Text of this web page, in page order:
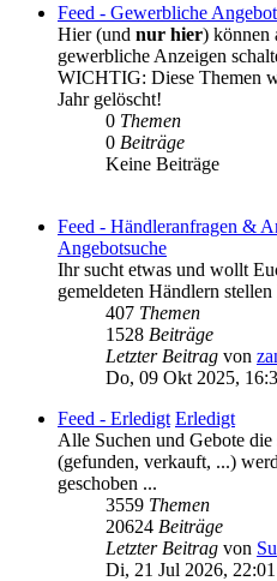
Feed - Gewerbliche
Hier (und nur hier) können
gewerbliche Anzeigen
WICHTIG: Diese Themen
Jahr gelöscht!
0 Themen
0 Beiträge
Keine Beiträge
Feed - Händleranfragen &
Angebotsuche
Ihr sucht etwas und wollt
gemeldeten Händlern
407 Themen
1528 Beiträge
Letzter Beitrag von
Do, 09 Okt 2025,
Feed - Erledigt Erledigt
Alle Suchen und Gebote
(gefunden, verkauft, ...)
geschoben ...
3559 Themen
20624 Beiträge
Letzter Beitrag von
Di, 21 Jul 2026, 22:01